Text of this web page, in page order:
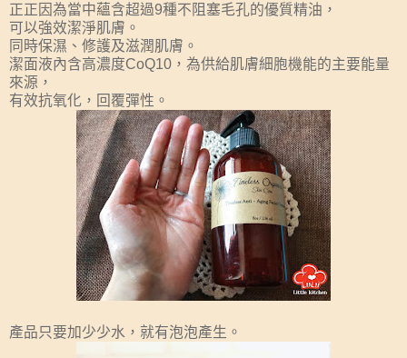
正正因為當中蘊含超過9種不阻塞毛孔的優質精油，
可以強效潔淨肌膚。
同時保濕、修護及滋潤肌膚。
潔面液內含高濃度CoQ10，為供給肌膚細胞機能的主要能量
來源，
有效抗氧化，回覆彈性。
產品只要加少少水，就有泡泡產生。